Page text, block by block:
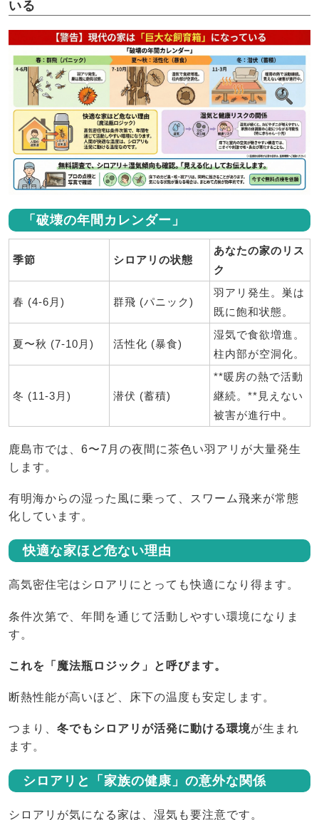
いる
「破壊の年間カレンダー」
季節 シロアリの状態
あなたの家のリス
ク
春 (4-6月) 群飛 (パニック)
羽アリ発生。巣は
既に飽和状態。
夏〜秋 (7-10月) 活性化 (暴食)
湿気で食欲増進。
柱内部が空洞化。
冬 (11-3月) 潜伏 (蓄積)
**暖房の熱で活動
継続。**見えない
被害が進行中。
鹿島市では、6〜7月の夜間に茶色い羽アリが大量発生
します。
有明海からの湿った風に乗って、スワーム飛来が常態
化しています。
快適な家ほど危ない理由
高気密住宅はシロアリにとっても快適になり得ます。
条件次第で、年間を通じて活動しやすい環境になりま
す。
これを「魔法瓶ロジック」と呼びます。
断熱性能が高いほど、床下の温度も安定します。
つまり、 冬でもシロアリが活発に動ける環境が生まれ
ます。
シロアリと「家族の健康」の意外な関係
シロアリが気になる家は、湿気も要注意です。